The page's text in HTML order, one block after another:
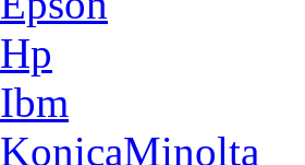
Hp
Ibm
KonicaMinolta